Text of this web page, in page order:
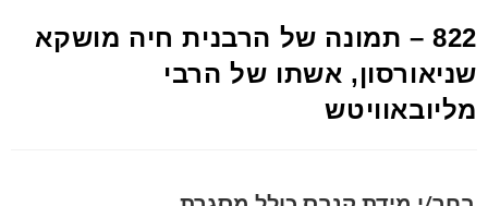
822 – תמונה של הרבנית חיה מושקא
שניאורסון, אשתו של הרבי
מליובאוויטש